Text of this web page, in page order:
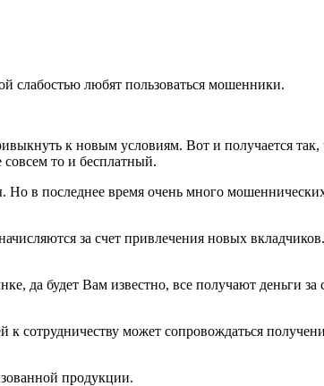
слабостью любят пользоваться мошенники.
к новым условиям. Вот и получается так,
то и бесплатный.
в последнее время очень много
за счет привлечения новых
да будет Вам известно, все получают деньги за
сотрудничеству может сопровождаться
продукции.